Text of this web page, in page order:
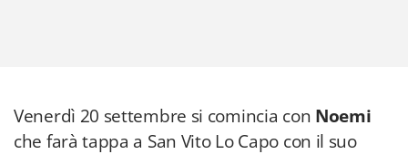
Venerdì 20 settembre si comincia con Noemi
che farà tappa a San Vito Lo Capo con il suo